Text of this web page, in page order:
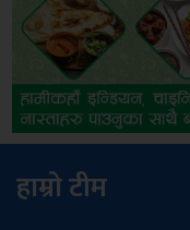
हाम्रो टीम